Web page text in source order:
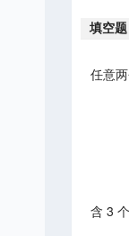
填空题
任意
含 3